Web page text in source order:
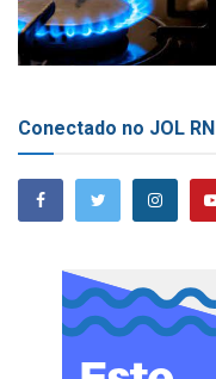
Conectado no JOL RN